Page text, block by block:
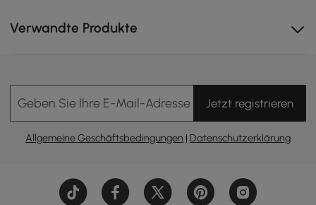
Verwandte Produkte
Geben Sie Ihre E-Mail-Adresse EinJetzt registrieren
Allgemeine Geschäftsbedingungen | Datenschutzerklärung